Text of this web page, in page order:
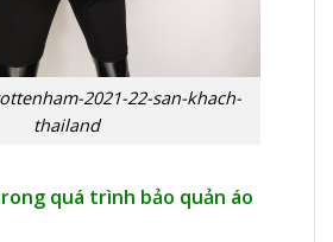
2021-22-san-khach-
thailand
quá trình bảo quản áo